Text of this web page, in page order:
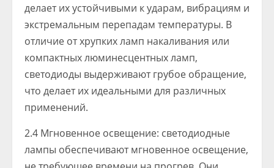
делает их устойчивыми к ударам, вибрациям и
экстремальным перепадам температуры. В
отличие от хрупких ламп накаливания или
компактных люминесцентных ламп,
светодиоды выдерживают грубое обращение,
что делает их идеальными для различных
применений.
2.4 Мгновенное освещение: светодиодные
лампы обеспечивают мгновенное освещение,